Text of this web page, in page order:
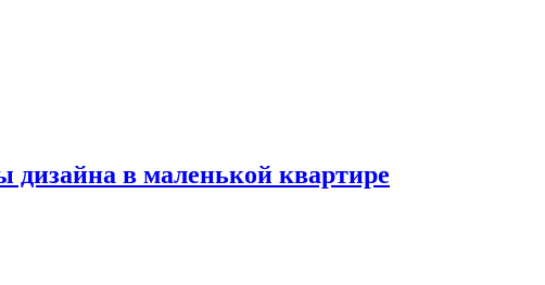
в маленькой квартире